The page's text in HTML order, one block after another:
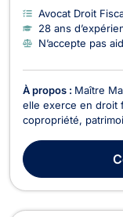
Avocat Droit
28 ans
N’accepte pas
À propos : Maître
elle exerce en droit
copropriété,
fiscal , afin
problématiques en